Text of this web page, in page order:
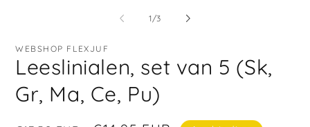
1 /van
3
WEBSHOP FLEXJUF
Leeslinialen, set van 5 (Sk,
Gr, Ma, Ce, Pu)